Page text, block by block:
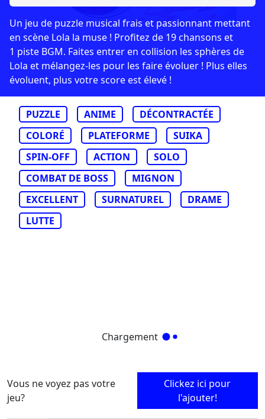
Un jeu de puzzle musical frais et passionnant mettant
en scène Lola la muse ! Profitez de 19 chansons et
1 piste BGM. Faites entrer en collision les sphères de
Lola et mélangez-les pour les faire évoluer ! Plus elles
évoluent, plus votre score est élevé !
PUZZLE ANIME
DÉCONTRACTÉE
COLORÉ
PLATEFORME
SUIKA
SPIN-OFF
ACTION
SOLO
COMBAT DE BOSS
MIGNON
EXCELLENT
SURNATUREL
DRAME
LUTTE
Chargement
Vous ne voyez pas votre
jeu?
Clickez ici pour
l'ajouter!